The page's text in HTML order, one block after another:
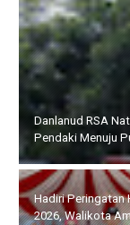
Danlanud RSA
Pendaki Menuju
Hadiri Peringatan
2026, Walikota